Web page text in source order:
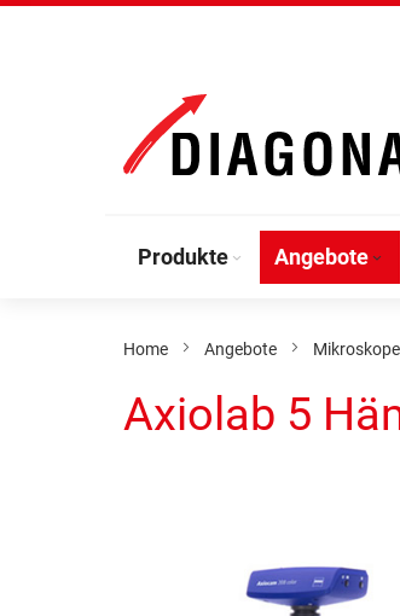
Inhalt
Produkte Angebote
Home Angebote
Axiolab 5